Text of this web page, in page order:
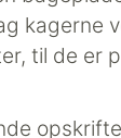
kagerne
til de er